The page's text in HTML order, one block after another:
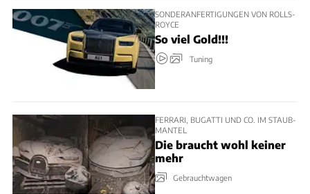
SONDERANFERTIGUNGEN VON ROLLS-
ROYCE
So viel Gold!!!
Tuning
FERRARI, BUGATTI UND CO. IM STAUB-
MANTEL
Die braucht wohl keiner
mehr
Gebrauchtwagen